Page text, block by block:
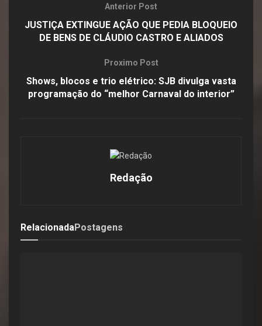
Anterior Post
JUSTIÇA EXTINGUE AÇÃO QUE PEDIA BLOQUEIO
DE BENS DE CLÁUDIO CASTRO E ALIADOS
Proximo Post
Shows, blocos e trio elétrico: SJB divulga vasta
programação do “melhor Carnaval do interior”
Redação
RelacionadaPostagens